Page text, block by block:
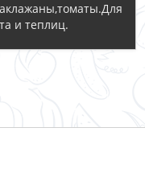
и теплиц.